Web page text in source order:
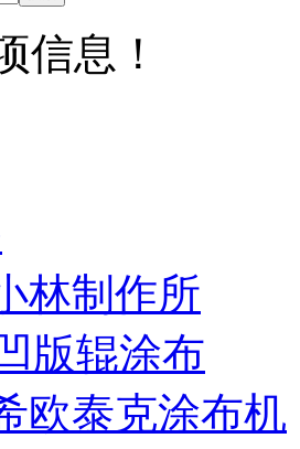
信息！
林制作所
版辊涂布
欧泰克涂布机